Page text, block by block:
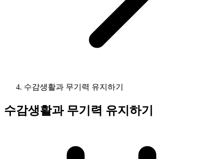
수감생활과 무기력 유지하기
수감생활과 무기력 유지하기